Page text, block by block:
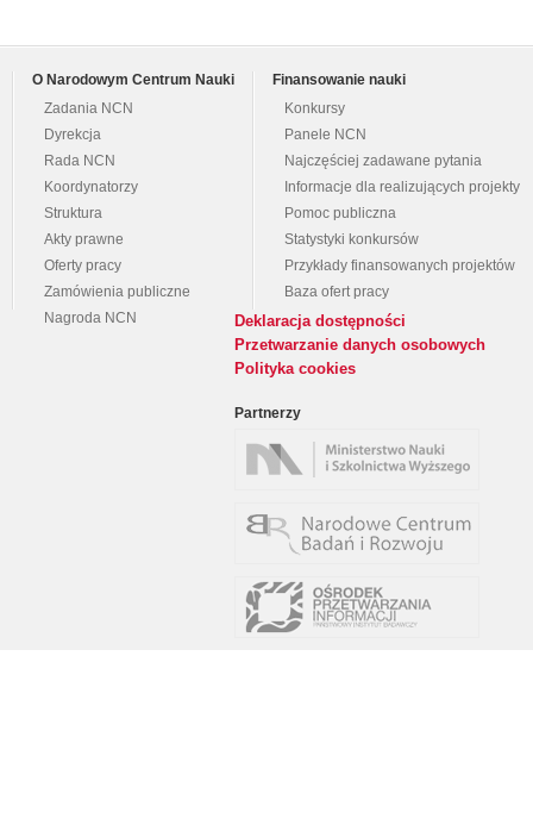
O Narodowym Centrum Nauki
Zadania NCN
Dyrekcja
Rada NCN
Koordynatorzy
Struktura
Akty prawne
Oferty pracy
Zamówienia publiczne
Nagroda NCN
Finansowanie nauki
Konkursy
Panele NCN
Najczęściej zadawane pytania
Informacje dla realizujących projekty
Pomoc publiczna
Statystyki konkursów
Przykłady finansowanych projektów
Baza ofert pracy
Deklaracja dostępności
Przetwarzanie danych osobowych
Polityka cookies
Partnerzy